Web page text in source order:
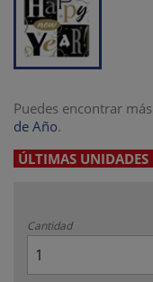
Puedes encontrar más
de Año.
ÚLTIMAS UNIDADES
Cantidad